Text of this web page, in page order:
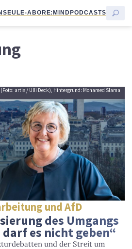
EULE-ABORE:MINDPODCASTS
artis / Ulli Deck), Hintergrund: Mohamed Slama
und AfD
des Umgangs
es nicht geben“
und der Streit um